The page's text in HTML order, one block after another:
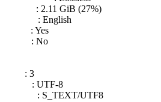
2.11 GiB (27%)
: English
Yes
: No
3
UTF-8
UTF8